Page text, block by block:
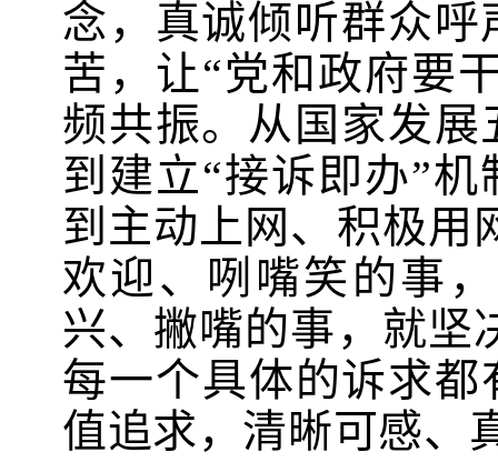
念，真诚倾听群众
苦，让“党和政府要
频共振。从国家发
到建立“接诉即办”
到主动上网、积极用
欢迎、咧嘴笑的事
兴、撇嘴的事，就坚
每一个具体的诉求
值追求，清晰可感、